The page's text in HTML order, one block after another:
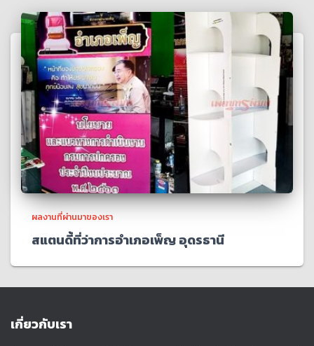
ผลงานที่ผ่านมาของเรา
สแตนดี้ที่ว่าการอำเภอเพ็ญ อุดรธานี
เกี่ยวกับเรา